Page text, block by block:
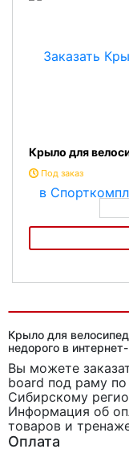
Крыло для
Под заказ
Крыло для
недорого в
Вы можете
board под раму
Сибирскому
Информация об
товаров и
Оплата